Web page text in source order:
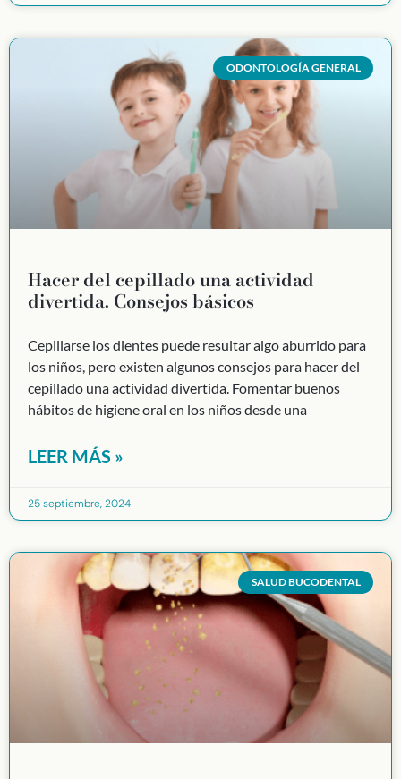
ODONTOLOGÍA GENERAL
Hacer del cepillado una actividad
divertida. Consejos básicos
Cepillarse los dientes puede resultar algo aburrido para
los niños, pero existen algunos consejos para hacer del
cepillado una actividad divertida. Fomentar buenos
hábitos de higiene oral en los niños desde una
LEER MÁS »
25 septiembre, 2024
SALUD BUCODENTAL